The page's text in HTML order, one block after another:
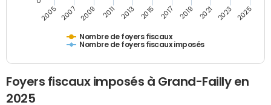
Nombre de foyers fiscaux
Nombre de foyers fiscaux imposés
2005 2007 2009 2011 2013 2015 2017 2019 2021 2023 2025
Foyers fiscaux imposés à Grand-Failly en
2025